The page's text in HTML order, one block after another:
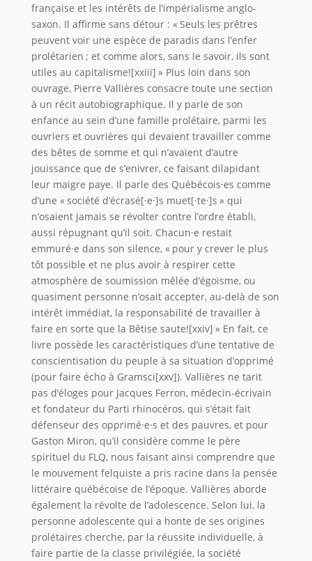
française et les intérêts de l’impérialisme anglo-
saxon. Il affirme sans détour : « Seuls les prêtres
peuvent voir une espèce de paradis dans l’enfer
prolétarien ; et comme alors, sans le savoir, ils sont
utiles au capitalisme![xxiii] » Plus loin dans son
ouvrage, Pierre Vallières consacre toute une section
à un récit autobiographique. Il y parle de son
enfance au sein d’une famille prolétaire, parmi les
ouvriers et ouvrières qui devaient travailler comme
des bêtes de somme et qui n’avaient d’autre
jouissance que de s’enivrer, ce faisant dilapidant
leur maigre paye. Il parle des Québécois·es comme
d’une « société d’écrasé[·e·]s muet[·te·]s » qui
n’osaient jamais se révolter contre l’ordre établi,
aussi répugnant qu’il soit. Chacun·e restait
emmuré·e dans son silence, « pour y crever le plus
tôt possible et ne plus avoir à respirer cette
atmosphère de soumission mêlée d’égoïsme, ou
quasiment personne n’osait accepter, au-delà de son
intérêt immédiat, la responsabilité de travailler à
faire en sorte que la Bêtise saute![xxiv] » En fait, ce
livre possède les caractéristiques d’une tentative de
conscientisation du peuple à sa situation d’opprimé
(pour faire écho à Gramsci[xxv]). Vallières ne tarit
pas d’éloges pour Jacques Ferron, médecin-écrivain
et fondateur du Parti rhinocéros, qui s’était fait
défenseur des opprimé·e·s et des pauvres, et pour
Gaston Miron, qu’il considère comme le père
spirituel du FLQ, nous faisant ainsi comprendre que
le mouvement felquiste a pris racine dans la pensée
littéraire québécoise de l’époque. Vallières aborde
également la révolte de l’adolescence. Selon lui, la
personne adolescente qui a honte de ses origines
prolétaires cherche, par la réussite individuelle, à
faire partie de la classe privilégiée, la société